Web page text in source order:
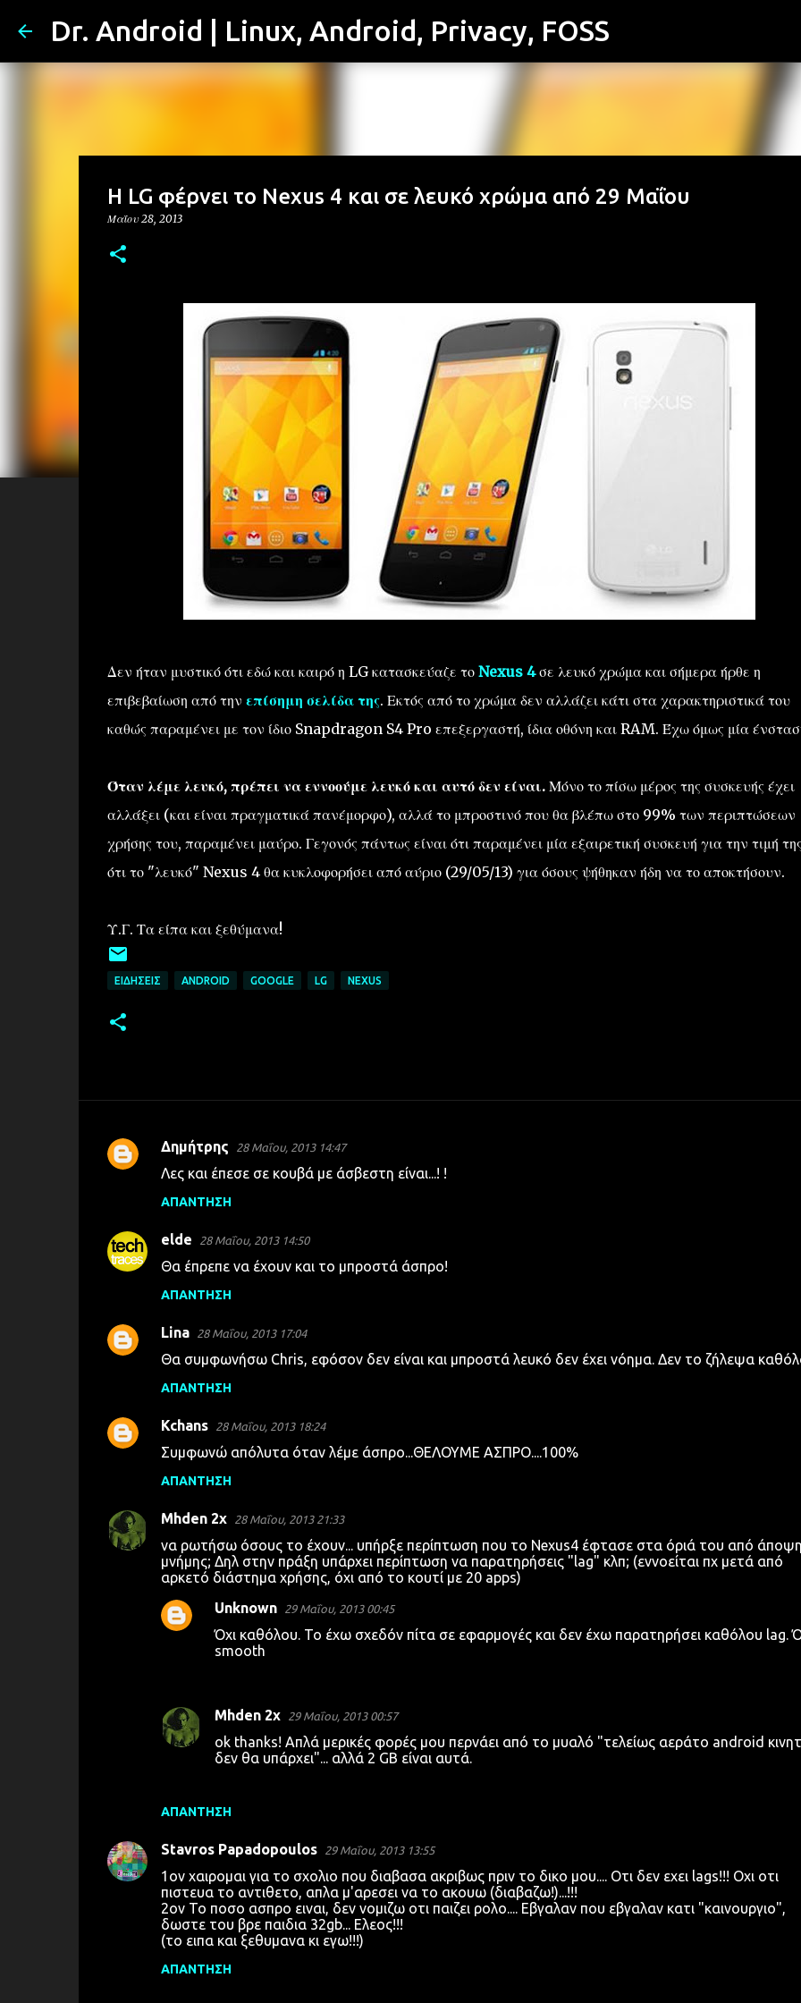
Μετάβαση στο κύριο περιεχόμενο
Dr. Android | Linux, Android, Privacy, FOSS
Η LG φέρνει το Nexus 4 και σε λευκό χρώμα από 29 Μαΐου
Μαΐου 28, 2013
Δεν ήταν μυστικό ότι εδώ και καιρό η LG κατασκεύαζε το Nexus 4σε λευκό χρώμα και σήμερα ήρθε η
επιβεβαίωση από την επίσημη σελίδα της. Εκτός από το χρώμα δεν αλλάζει κάτι στα χαρακτηριστικά του
καθώς παραμένει με τον ίδιο Snapdragon S4 Pro επεξεργαστή, ίδια οθόνη και RAM. Έχω όμως μία
Όταν λέμε λευκό, πρέπει να εννοούμε λευκό και αυτό δεν είναι.Μόνο το πίσω μέρος της συσκευής έχει
αλλάξει (και είναι πραγματικά πανέμορφο), αλλά το μπροστινό που θα βλέπω στο 99% των περιπτώσεων
χρήσης του, παραμένει μαύρο. Γεγονός πάντως είναι ότι παραμένει μία εξαιρετική συσκευή για την τιμή
ότι το "λευκό" Nexus 4 θα κυκλοφορήσει από αύριο (29/05/13) για όσους ψήθηκαν ήδη να το αποκτήσουν.
Υ.Γ. Τα είπα και ξεθύμανα!
ΕΙΔΉΣΕΙΣ ANDROID GOOGLE LG NEXUS
Σ
λ
ι
Δημήτρης 28 Μαΐου, 2013 14:47
Λες και έπεσε σε κουβά με άσβεστη είναι...! !
ΑΠΆΝΤΗΣΗ
elde 28 Μαΐου, 2013 14:50
Θα έπρεπε να έχουν και το μπροστά άσπρο!
ΑΠΆΝΤΗΣΗ
Lina 28 Μαΐου, 2013 17:04
Θα συμφωνήσω Chris, εφόσον δεν είναι και μπροστά λευκό δεν έχει νόημα. Δεν το ζήλεψα
ΑΠΆΝΤΗΣΗ
Kchans 28 Μαΐου, 2013 18:24
Συμφωνώ απόλυτα όταν λέμε άσπρο...ΘΕΛΟΥΜΕ ΑΣΠΡΟ....100%
ΑΠΆΝΤΗΣΗ
Mhden 2x 28 Μαΐου, 2013 21:33
να ρωτήσω όσους το έχουν... υπήρξε περίπτωση που το Nexus4 έφτασε στα όριά του από
μνήμης; Δηλ στην πράξη υπάρχει περίπτωση να παρατηρήσεις "lag" κλπ; (εννοείται πχ μετά από
αρκετό διάστημα χρήσης, όχι από το κουτί με 20 apps)
ΑΠΆΝΤΗΣΗ
Unknown 29 Μαΐου, 2013 00:45
Όχι καθόλου. Το έχω σχεδόν πίτα σε εφαρμογές και δεν έχω παρατηρήσει καθόλου lag.
smooth
Mhden 2x 29 Μαΐου, 2013 00:57
ok thanks! Απλά μερικές φορές μου περνάει από το μυαλό "τελείως αεράτο android
δεν θα υπάρχει"... αλλά 2 GB είναι αυτά.
Stavros Papadopoulos 29 Μαΐου, 2013 13:55
1ον χαιρομαι για το σχολιο που διαβασα ακριβως πριν το δικο μου.... Οτι δεν εχει lags!!! Οχι οτι
πιστευα το αντιθετο, απλα μ'αρεσει να το ακουω (διαβαζω!)...!!!
2ον Το ποσο ασπρο ειναι, δεν νομιζω οτι παιζει ρολο.... Εβγαλαν που εβγαλαν κατι "καινουργιο",
δωστε του βρε παιδια 32gb... Ελεος!!!
(το ειπα και ξεθυμανα κι εγω!!!)
ΑΠΆΝΤΗΣΗ